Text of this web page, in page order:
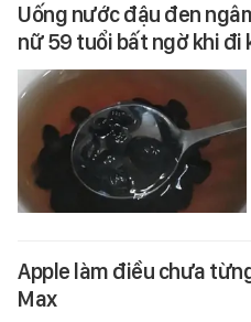
Uống nước đậu đen
nữ 59 tuổi bất ngờ khi đi
Apple làm điều chưa
Max